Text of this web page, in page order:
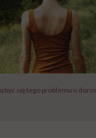
się tego problemu u